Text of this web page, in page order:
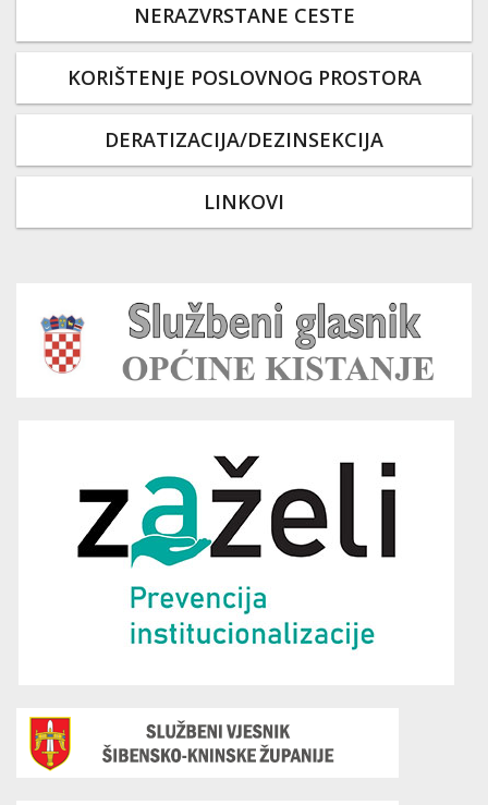
NERAZVRSTANE CESTE
KORIŠTENJE POSLOVNOG PROSTORA
DERATIZACIJA/DEZINSEKCIJA
LINKOVI